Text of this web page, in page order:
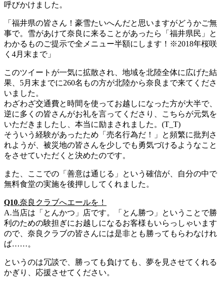
呼びかけました。
「福井県の皆さん！豪雪たいへんだと思いますがどうかご無
事で。雪があけて奈良に来ることがあったら「福井県民」と
わかるものご提示で全メニュー半額にします！※2018年桜咲
く4月末まで」
このツイートが一気に拡散され、地域を北陸全体に広げた結
果、5月末までに260名もの方が北陸から奈良まで来てくださ
いました。
わざわざ交通費と時間を使ってお越しになった方が大半で、
逆に多くの皆さんがお礼を言ってくださり、こちらが元気を
いただきましたし、本当に励まされました。(T_T)
そういう経験があったため「売名行為だ！」と頻繁に批判さ
れようが、被災地の皆さんを少しでも勇気づけるようなこと
をさせていただくと決めたのです。
また、ここでの「善意は通じる」という確信が、自分の中で
無料食堂の実施を後押ししてくれました。
Q10.奈良クラブへエールを！
A.当店は「とんかつ」店です。「とん勝つ」ということで勝
利のための験担ぎにお越しになるお客様もいらっしゃいます
ので、奈良クラブの皆さんには是非とも勝ってもらわなけれ
ば……。
というのは冗談で、勝っても負けても、夢を見させてくれる
かぎり、応援させてください。